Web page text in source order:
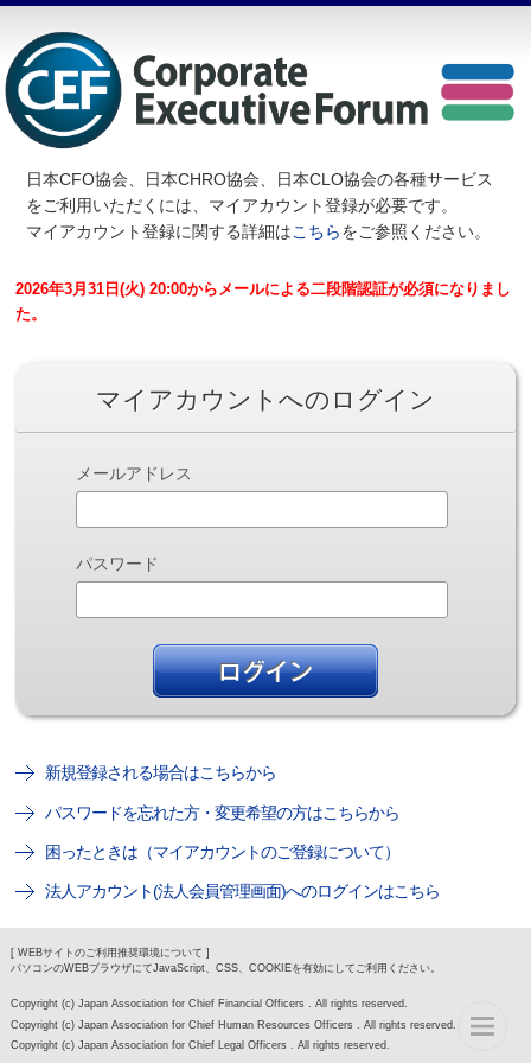
日本CFO協会、日本CHRO協会、日本CLO協会の各種サービス
をご利用いただくには、マイアカウント登録が必要です。
マイアカウント登録に関する詳細はこちらをご参照ください。
2026年3月31日(火) 20:00からメールによる二段階認証が必須になりまし
た。
マイアカウントへのログイン
メールアドレス
パスワード
新規登録される場合はこちらから
パスワードを忘れた方・変更希望の方はこちらから
困ったときは（マイアカウントのご登録について）
法人アカウント(法人会員管理画面)へのログインはこちら
[ WEBサイトのご利用推奨環境について ]
パソコンのWEBブラウザにてJavaScript、CSS、COOKIEを有効にしてご利用ください。
Copyright (c) Japan Association for Chief Financial Officers . All rights reserved.
Copyright (c) Japan Association for Chief Human Resources Officers . All rights reserved.
Copyright (c) Japan Association for Chief Legal Officers . All rights reserved.